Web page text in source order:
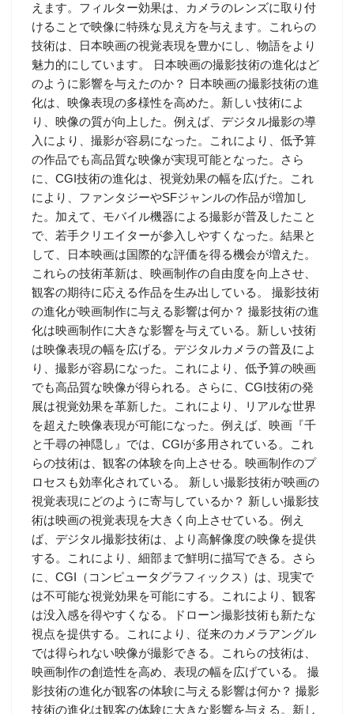
えます。フィルター効果は、カメラのレンズに取り付
けることで映像に特殊な見え方を与えます。これらの
技術は、日本映画の視覚表現を豊かにし、物語をより
魅力的にしています。 日本映画の撮影技術の進化はど
のように影響を与えたのか？ 日本映画の撮影技術の進
化は、映像表現の多様性を高めた。新しい技術によ
り、映像の質が向上した。例えば、デジタル撮影の導
入により、撮影が容易になった。これにより、低予算
の作品でも高品質な映像が実現可能となった。さら
に、CGI技術の進化は、視覚効果の幅を広げた。これ
により、ファンタジーやSFジャンルの作品が増加し
た。加えて、モバイル機器による撮影が普及したこと
で、若手クリエイターが参入しやすくなった。結果と
して、日本映画は国際的な評価を得る機会が増えた。
これらの技術革新は、映画制作の自由度を向上させ、
観客の期待に応える作品を生み出している。 撮影技術
の進化が映画制作に与える影響は何か？ 撮影技術の進
化は映画制作に大きな影響を与えている。新しい技術
は映像表現の幅を広げる。デジタルカメラの普及によ
り、撮影が容易になった。これにより、低予算の映画
でも高品質な映像が得られる。さらに、CGI技術の発
展は視覚効果を革新した。これにより、リアルな世界
を超えた映像表現が可能になった。例えば、映画『千
と千尋の神隠し』では、CGIが多用されている。これ
らの技術は、観客の体験を向上させる。映画制作のプ
ロセスも効率化されている。 新しい撮影技術が映画の
視覚表現にどのように寄与しているか？ 新しい撮影技
術は映画の視覚表現を大きく向上させている。例え
ば、デジタル撮影技術は、より高解像度の映像を提供
する。これにより、細部まで鮮明に描写できる。さら
に、CGI（コンピュータグラフィックス）は、現実で
は不可能な視覚効果を可能にする。これにより、観客
は没入感を得やすくなる。ドローン撮影技術も新たな
視点を提供する。これにより、従来のカメラアングル
では得られない映像が撮影できる。これらの技術は、
映画制作の創造性を高め、表現の幅を広げている。 撮
影技術の進化が観客の体験に与える影響は何か？ 撮影
技術の進化は観客の体験に大きな影響を与える。新し